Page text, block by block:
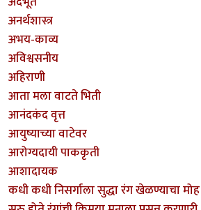
अनर्थशास्त्र
अभय-काव्य
अविश्वसनीय
अहिराणी
आता मला वाटते भिती
आनंदकंद वृत्त
आयुष्याच्या वाटेवर
आरोग्यदायी पाककृती
आशादायक
कधी कधी निसर्गाला सुद्धा रंग खेळण्याचा